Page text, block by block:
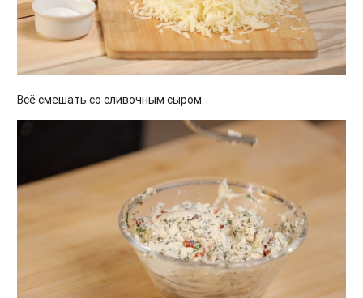
Всё смешать со сливочным сыром.